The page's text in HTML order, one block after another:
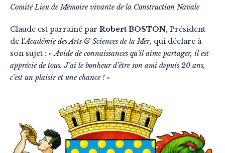
Comité Lieu de Mémoire vivante de la Construction Navale
Claude est parrainé par Robert BOSTON, Président
de l’Académie des Arts & Sciences de la Mer, qui déclare à
son sujet : « Avide de connaissances qu’il aime partager, il est
apprécié de tous. J’ai le bonheur d’être son ami depuis 20 ans,
c’est un plaisir et une chance ! »